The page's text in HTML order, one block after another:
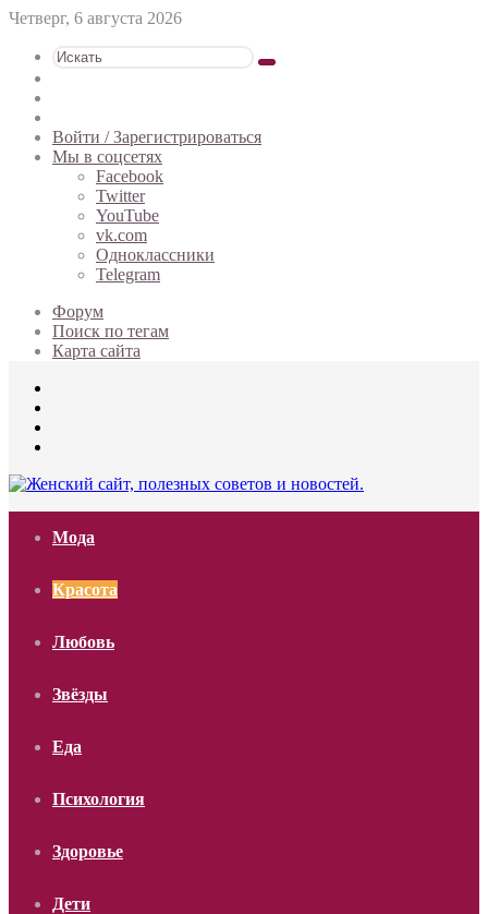
Четверг, 6 августа 2026
Искать
статья
Войти / Зарегистрироваться
Мы в соцсетях
Facebook
Twitter
YouTube
vk.com
Одноклассники
Telegram
Форум
Поиск по тегам
Карта сайта
Мода
Красота
Любовь
Звёзды
Еда
Психология
Здоровье
Дети